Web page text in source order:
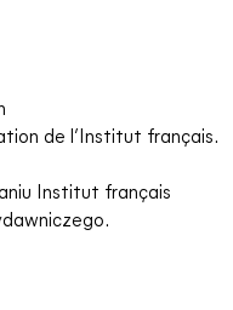
de l’Institut français.
Institut français